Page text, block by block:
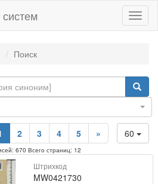
Поиск
60
2 3 4 5 »
670 Всего страниц: 12
Штрихкод
MW0421730